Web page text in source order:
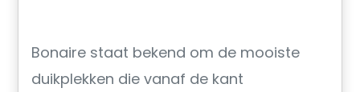
Bonaire staat bekend om de mooiste
duikplekken die vanaf de kant